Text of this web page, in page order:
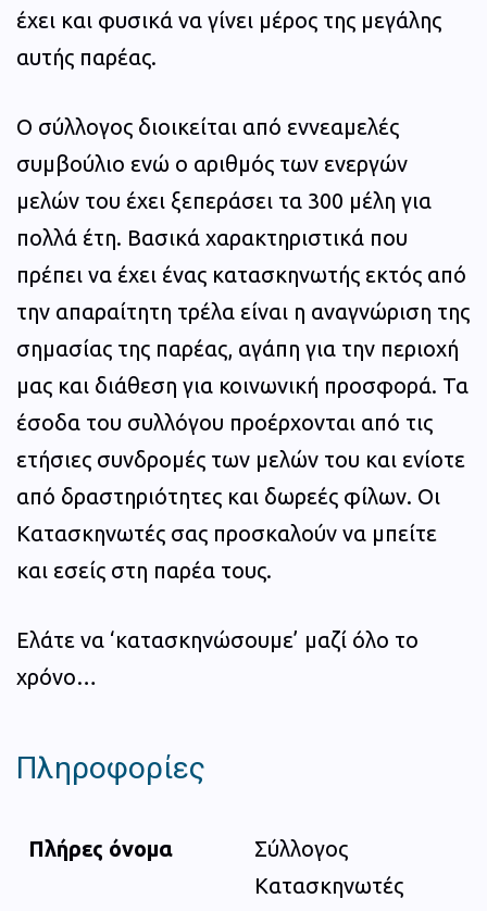
έχει και φυσικά να γίνει μέρος της μεγάλης
αυτής παρέας.
Ο σύλλογος διοικείται από εννεαμελές
συμβούλιο ενώ ο αριθμός των ενεργών
μελών του έχει ξεπεράσει τα 300 μέλη για
πολλά έτη. Βασικά χαρακτηριστικά που
πρέπει να έχει ένας κατασκηνωτής εκτός από
την απαραίτητη τρέλα είναι η αναγνώριση της
σημασίας της παρέας, αγάπη για την περιοχή
μας και διάθεση για κοινωνική προσφορά. Τα
έσοδα του συλλόγου προέρχονται από τις
ετήσιες συνδρομές των μελών του και ενίοτε
από δραστηριότητες και δωρεές φίλων. Οι
Κατασκηνωτές σας προσκαλούν να μπείτε
και εσείς στη παρέα τους.
Ελάτε να ‘κατασκηνώσουμε’ μαζί όλο το
χρόνο…
Πληροφορίες
Πλήρες όνομα
Σύλλογος
Κατασκηνωτές